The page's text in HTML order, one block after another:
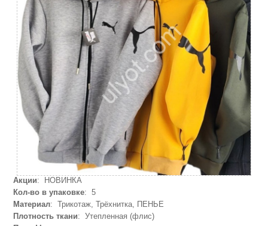
Акции: НОВИНКА
Кол-во в упаковке: 5
Материал: Трикотаж, Трёхнитка, ПЕНЬЕ
Плотность ткани: Утепленная (флис)